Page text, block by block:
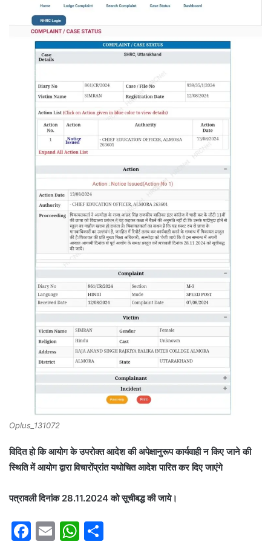
Oplus_131072
विदित हो कि आयोग के उपरोक्त आदेश की अपेक्षानुरूप कार्यवाही न किए जाने की
स्थिति में आयोग द्वारा विचारोंप्रांत यथोचित आदेश पारित कर दिए जाएंगे
पत्रावली दिनांक 28.11.2024 को सूचीबद्ध की जाये।
F
E
W